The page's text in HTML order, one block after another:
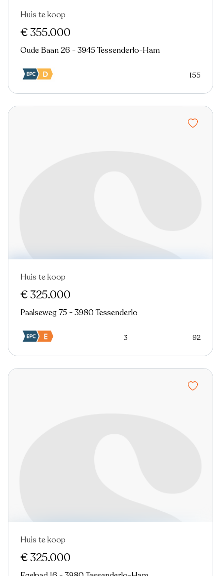
Nieuw
Huis te koop
€ 355.000
Oude Baan 26 - 3945 Tessenderlo-Ham
155
Nieuw
Huis te koop
€ 325.000
Paalseweg 75 - 3980 Tessenderlo
3 92
Nieuw
Huis te koop
€ 325.000